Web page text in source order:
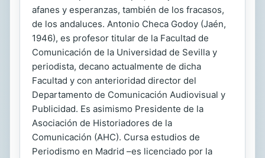
afanes y esperanzas, también de los fracasos,
de los andaluces. Antonio Checa Godoy (Jaén,
1946), es profesor titular de la Facultad de
Comunicación de la Universidad de Sevilla y
periodista, decano actualmente de dicha
Facultad y con anterioridad director del
Departamento de Comunicación Audiovisual y
Publicidad. Es asimismo Presidente de la
Asociación de Historiadores de la
Comunicación (AHC). Cursa estudios de
Periodismo en Madrid –es licenciado por la